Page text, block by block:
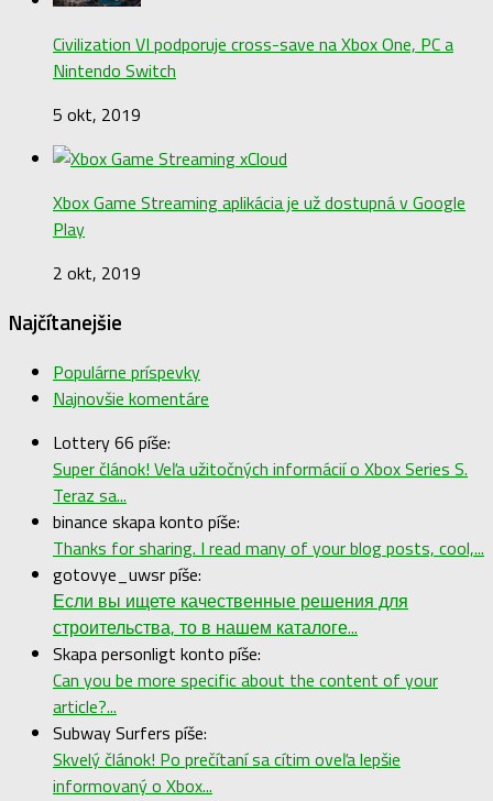
Civilization VI podporuje cross-save na Xbox One, PC a
Nintendo Switch
5 okt, 2019
Xbox Game Streaming aplikácia je už dostupná v Google
Play
2 okt, 2019
Najčítanejšie
Populárne príspevky
Najnovšie komentáre
Lottery 66 píše:
Super článok! Veľa užitočných informácií o Xbox Series S.
Teraz sa...
binance skapa konto píše:
Thanks for sharing. I read many of your blog posts, cool,...
gotovye_uwsr píše:
Если вы ищете качественные решения для
строительства, то в нашем каталоге...
Skapa personligt konto píše:
Can you be more specific about the content of your
article?...
Subway Surfers píše:
Skvelý článok! Po prečítaní sa cítim oveľa lepšie
informovaný o Xbox...